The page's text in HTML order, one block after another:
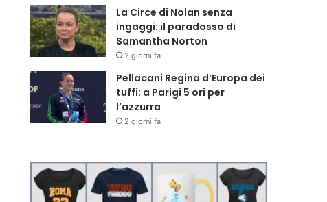
La Circe di Nolan senza
ingaggi: il paradosso di
Samantha Norton
2 giorni fa
Pellacani Regina d’Europa dei
tuffi: a Parigi 5 ori per
l’azzurra
2 giorni fa